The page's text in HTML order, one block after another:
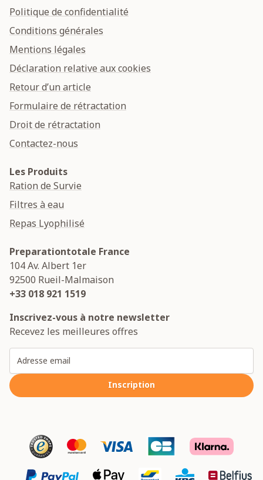
Politique de confidentialité
Conditions générales
Mentions légales
Déclaration relative aux cookies
Retour d’un article
Formulaire de rétractation
Droit de rétractation
Contactez-nous
Les Produits
Ration de Survie
Filtres à eau
Repas Lyophilisé
Preparationtotale France
104 Av. Albert 1er
92500 Rueil-Malmaison
+33 018 921 1519
Inscrivez-vous à notre newsletter
Recevez les meilleures offres
Inscription